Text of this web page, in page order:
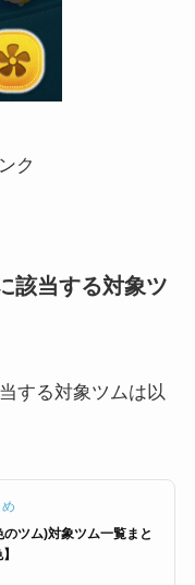
ク
該当する対象ツ
する対象ツムは以
のツム)対象ツム一覧まと